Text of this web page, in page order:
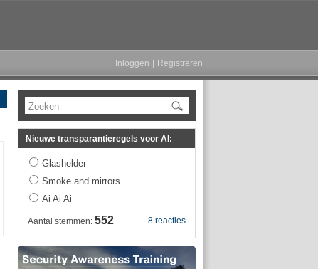
Inloggen Registreren
Zoeken
Nieuwe transparantieregels voor AI:
Glashelder
Smoke and mirrors
Ai Ai Ai
8 reacties
Aantal stemmen: 552